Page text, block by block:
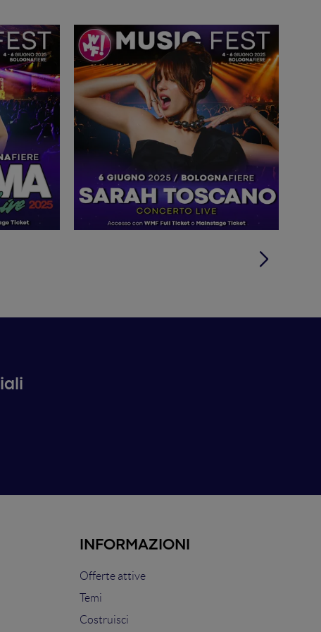
Mika" su Rai 2 (2016), eventi aMatera
), fino all'emozionante esibizione inPiazza San
musica d'insieme, è stato oggetto di studio
e contesti sociali in tutta Italia, coinvolgendo
multifunzionale per l'inclusione e l'aggregazione
della Banda e di altri progetti nati dalla stessa
il territorio.
INFORMAZIONI
Offerte attive
Temi
Costruisci